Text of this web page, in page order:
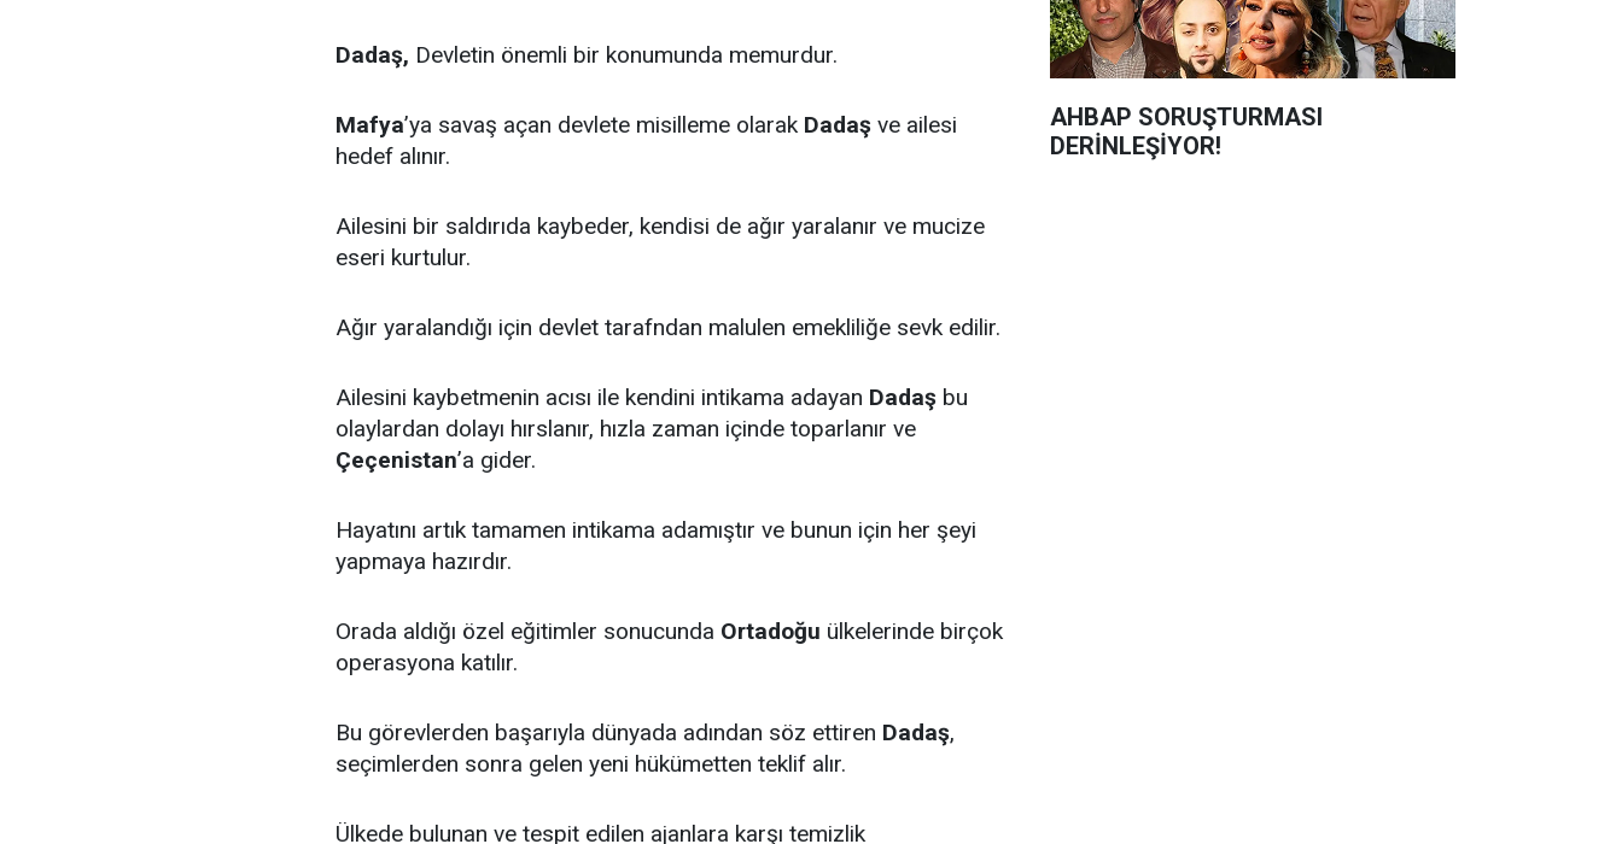
Dadaş, Devletin önemli bir konumunda memurdur.
Mafya’ya savaş açan devlete misilleme olarak Dadaş ve ailesi
hedef alınır.
Ailesini bir saldırıda kaybeder, kendisi de ağır yaralanır ve mucize
eseri kurtulur.
Ağır yaralandığı için devlet tarafndan malulen emekliliğe sevk edilir.
Ailesini kaybetmenin acısı ile kendini intikama adayan Dadaş bu
olaylardan dolayı hırslanır, hızla zaman içinde toparlanır ve
Çeçenistan’a gider.
Hayatını artık tamamen intikama adamıştır ve bunun için her şeyi
yapmaya hazırdır.
Orada aldığı özel eğitimler sonucunda Ortadoğu ülkelerinde birçok
operasyona katılır.
Bu görevlerden başarıyla dünyada adından söz ettiren Dadaş,
seçimlerden sonra gelen yeni hükümetten teklif alır.
Ülkede bulunan ve tespit edilen ajanlara karşı temizlik
AHBAP SORUŞTURMASI
DERİNLEŞİYOR!